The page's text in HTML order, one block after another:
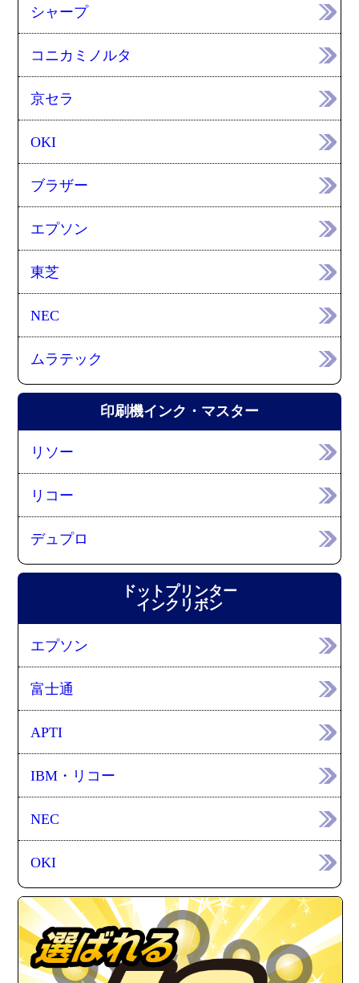
シャープ
コニカミノルタ
京セラ
OKI
ブラザー
エプソン
東芝
NEC
ムラテック
印刷機インク・マスター
リソー
リコー
デュプロ
ドットプリンター
インクリボン
エプソン
富士通
APTI
IBM・リコー
NEC
OKI